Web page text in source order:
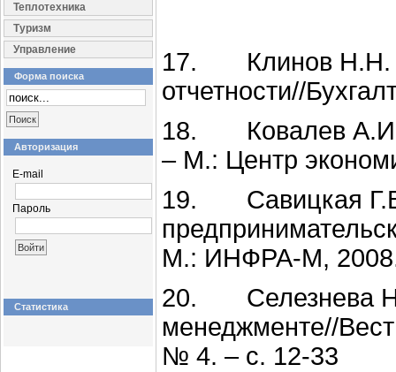
Теплотехника
Туризм
Управление
Форма поиска
Авторизация
E-mail
Пароль
Статистика
17. Клинов Н.Н.
отчетности//
18. Ковалев А.И.
– М.: Центр
19. Савицкая Г.В.
М.: ИНФРА-М,
20. Селезнева
менеджменте//
№ 4. – с. 12-33